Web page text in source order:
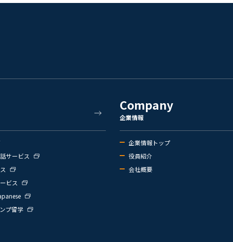
サービス
ビス
プ留学
Company
企業情報
企業情報トップ
役員紹介
会社概要